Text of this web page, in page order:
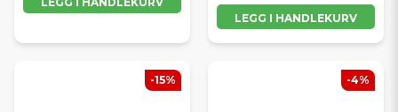
LEGG I HANDLEKURV
-15% -4%